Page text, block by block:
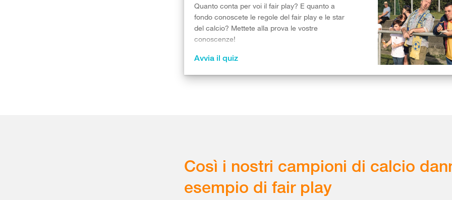
Quanto conta per voi il fair play? E quanto a
fondo conoscete le regole del fair play e le star
del calcio? Mettete alla prova le vostre
conoscenze!
Avvia il quiz
Così i nostri campioni di calcio
esempio di fair play